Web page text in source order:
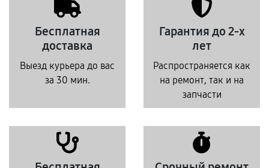
Бесплатная
доставка
Выезд курьера до вас
за 30 мин.
Гарантия до 2-х
лет
Распространяется как
на ремонт, так и на
запчасти